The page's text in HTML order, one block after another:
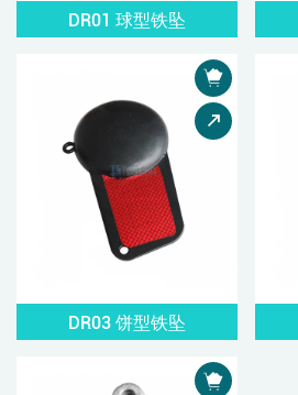
DR01 球型铁坠
DR03 饼型铁坠